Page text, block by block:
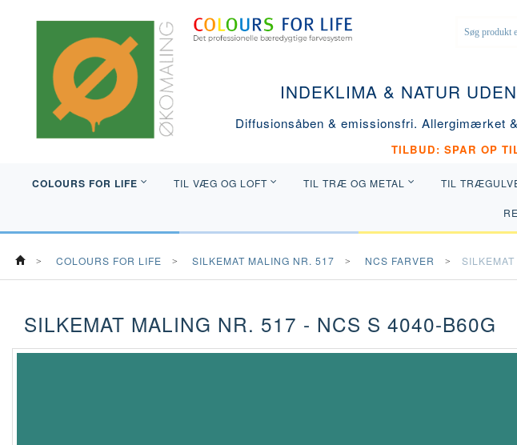
INDEKLIMA & NATUR
Diffusionsåben & emissionsfri. Allergimærket
TILBUD: SPAR OP
COLOURS FOR LIFE TIL VÆG OG LOFT TIL TRÆ OG METAL TIL
COLOURS FOR LIFE SILKEMAT MALING NR. 517 NCS FARVER
SILKEMAT MALING NR. 517 - NCS S 4040-B60G